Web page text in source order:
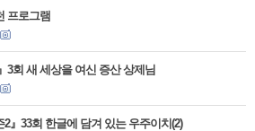
프로그램
3회 새 세상을 여신 증산 상제님
2』33회 한글에 담겨 있는 우주이치(2)